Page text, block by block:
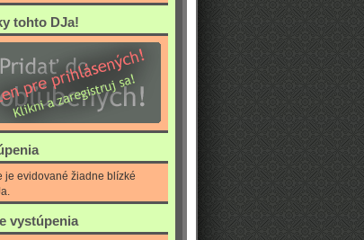
tohto DJa!
je evidované žiadne blízké
vystúpenia